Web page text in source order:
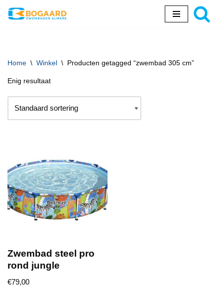
inhoud
Home \ Winkel \ Producten getagged “zwembad 305 cm”
Enig resultaat
Zwembad steel pro
rond jungle
€79,00